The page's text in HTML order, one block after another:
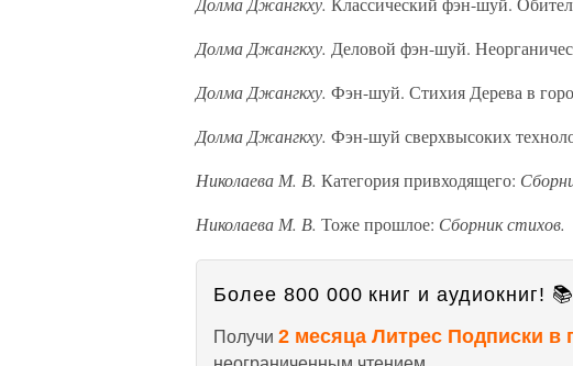
Долма Джангкху. Деловой фэн-шуй.
Долма Джангкху. Фэн-шуй. Стихия Дерева в
Долма Джангкху. Фэн-шуй сверхвысоких
Николаева М. В. Категория привходящего:
Николаева М. В. Тоже прошлое: Сборник стихов.
Более 800 000 книг и аудиокниг! 📚
Получи 2 месяца Литрес Подписки в